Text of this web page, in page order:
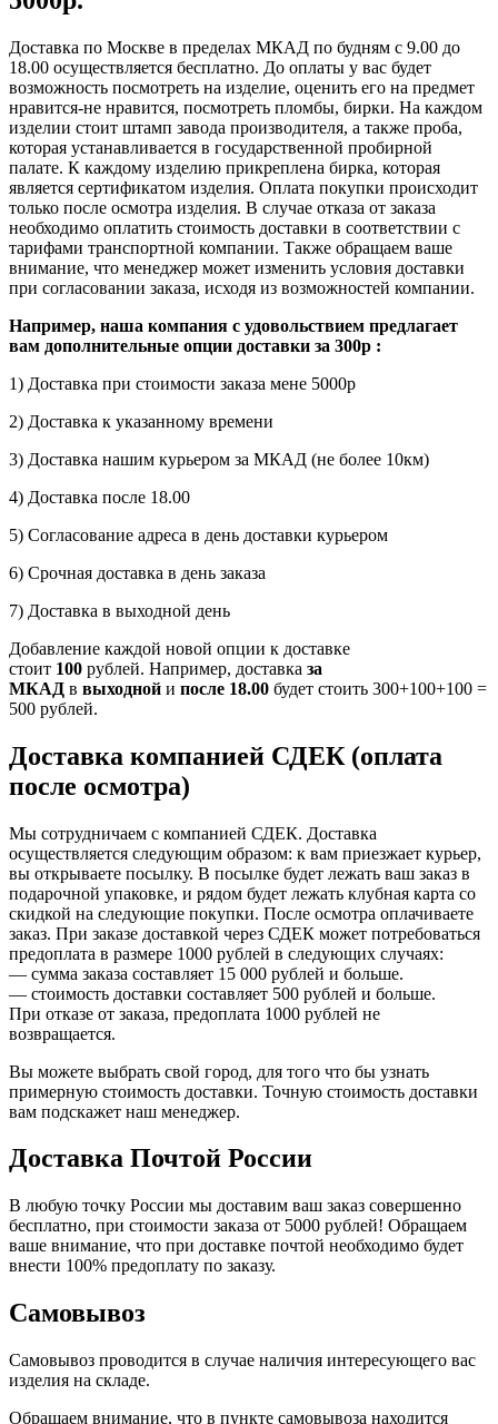
Доставка по Москве в пределах МКАД по будням с 9.00 до
18.00 осуществляется бесплатно. До оплаты у вас будет
возможность посмотреть на изделие, оценить его на предмет
нравится-не нравится, посмотреть пломбы, бирки. На каждом
изделии стоит штамп завода производителя, а также проба,
которая устанавливается в государственной пробирной
палате. К каждому изделию прикреплена бирка, которая
является сертификатом изделия. Оплата покупки происходит
только после осмотра изделия. В случае отказа от заказа
необходимо оплатить стоимость доставки в соответствии с
тарифами транспортной компании. Также обращаем ваше
внимание, что менеджер может изменить условия доставки
при согласовании заказа, исходя из возможностей компании.
Например, наша компания с удовольствием предлагает
вам дополнительные опции доставки за 300р :
1) Доставка при стоимости заказа мене 5000р
2) Доставка к указанному времени
3) Доставка нашим курьером за МКАД (не более 10км)
4) Доставка после 18.00
5) Согласование адреса в день доставки курьером
6) Срочная доставка в день заказа
7) Доставка в выходной день
Добавление каждой новой опции к доставке
стоит 100 рублей. Например, доставка за
МКАД в выходной и после 18.00 будет стоить 300+100+100 =
500 рублей.
Доставка компанией СДЕК (оплата
после осмотра)
Мы сотрудничаем с компанией СДЕК. Доставка
осуществляется следующим образом: к вам приезжает курьер,
вы открываете посылку. В посылке будет лежать ваш заказ в
подарочной упаковке, и рядом будет лежать клубная карта со
скидкой на следующие покупки. После осмотра оплачиваете
заказ. При заказе доставкой через СДЕК может потребоваться
предоплата в размере 1000 рублей в следующих случаях:
— сумма заказа составляет 15 000 рублей и больше.
— стоимость доставки составляет 500 рублей и больше.
При отказе от заказа, предоплата 1000 рублей не
возвращается.
Вы можете выбрать свой город, для того что бы узнать
примерную стоимость доставки. Точную стоимость доставки
вам подскажет наш менеджер.
Доставка Почтой России
В любую точку России мы доставим ваш заказ совершенно
бесплатно, при стоимости заказа от 5000 рублей! Обращаем
ваше внимание, что при доставке почтой необходимо будет
внести 100% предоплату по заказу.
Самовывоз
Самовывоз проводится в случае наличия интересующего вас
изделия на складе.
Обращаем внимание, что в пункте самовывоза находится